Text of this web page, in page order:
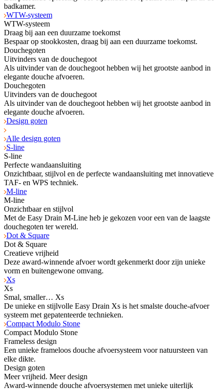
badkamer.
WTW-systeem
WTW-systeem
Draag bij aan een duurzame toekomst
Bespaar op stookkosten, draag bij aan een duurzame toekomst.
Douchegoten
Uitvinders van de douchegoot
Als uitvinder van de douchegoot hebben wij het grootste aanbod in
elegante douche afvoeren.
Douchegoten
Uitvinders van de douchegoot
Als uitvinder van de douchegoot hebben wij het grootste aanbod in
elegante douche afvoeren.
Design goten
Alle design goten
S-line
S-line
Perfecte wandaansluiting
Onzichtbaar, stijlvol en de perfecte wandaansluiting met innovatieve
TAF- en WPS tech­niek.
M-line
M-line
Onzichtbaar en stijlvol
Met de Easy Drain M-Line heb je gekozen voor een van de laagste
douchegoten ter wereld.
Dot & Square
Dot & Square
Creatieve vrijheid
Deze award-winnende afvoer wordt gekenmerkt door zijn unieke
vorm en buitengewone omvang.
Xs
Xs
Smal, smaller… Xs
De unieke en stijlvolle Easy Drain Xs is het smalste douche-afvoer
systeem met gepatenteerde technieken.
Compact Modulo Stone
Compact Modulo Stone
Frameless design
Een unieke frameloos douche afvoersysteem voor natuursteen van
elke dikte.
Design goten
Meer vrijheid. Meer design
Award-winnende douche afvoersystemen met unieke uiterlijk